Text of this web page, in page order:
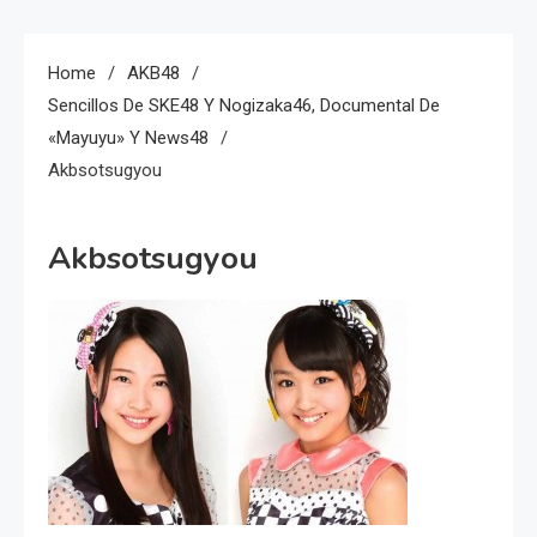
Home
AKB48
Sencillos De SKE48 Y Nogizaka46, Documental De
«Mayuyu» Y News48
Akbsotsugyou
Akbsotsugyou